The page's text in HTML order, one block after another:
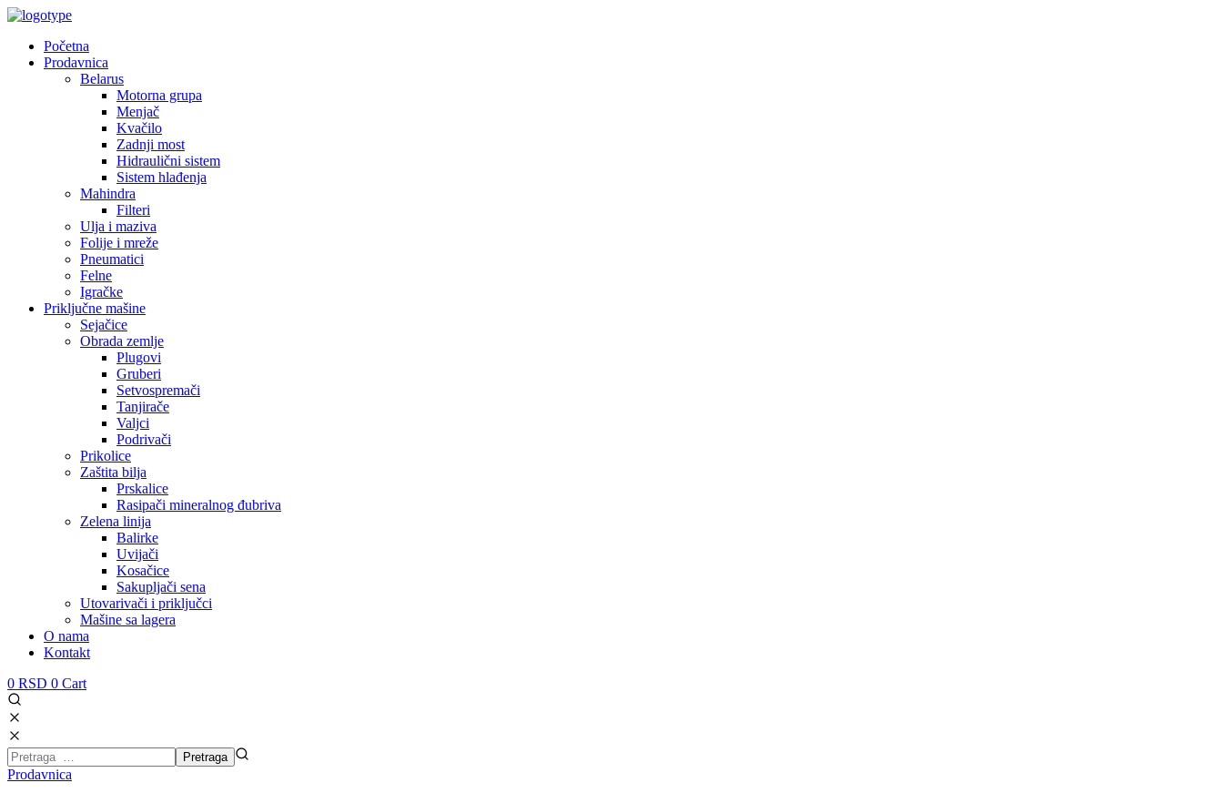
Početna
Prodavnica
Belarus
Motorna grupa
Menjač
Kvačilo
Zadnji most
Hidraulični sistem
Sistem hlađenja
Mahindra
Filteri
Ulja i maziva
Folije i mreže
Pneumatici
Felne
Igračke
Priključne mašine
Sejačice
Obrada zemlje
Plugovi
Gruberi
Setvospremači
Tanjirače
Valjci
Podrivači
Prikolice
Zaštita bilja
Prskalice
Rasipači mineralnog đubriva
Zelena linija
Balirke
Uvijači
Kosačice
Sakupljači sena
Utovarivači i priključci
Mašine sa lagera
O nama
Kontakt
0 RSD 0 Cart
Prodavnica